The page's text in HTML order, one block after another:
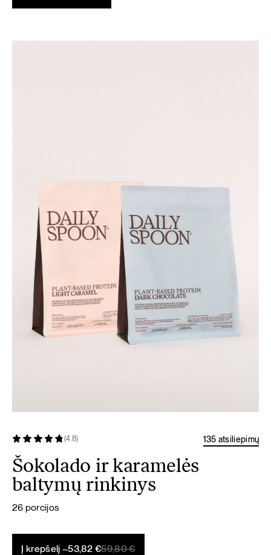
(4.8) 135 atsiliepimų
Šokolado ir karamelės
baltymų rinkinys
26 porcijos
Į krepšelį – 59,80€
Original
53,82€
Current